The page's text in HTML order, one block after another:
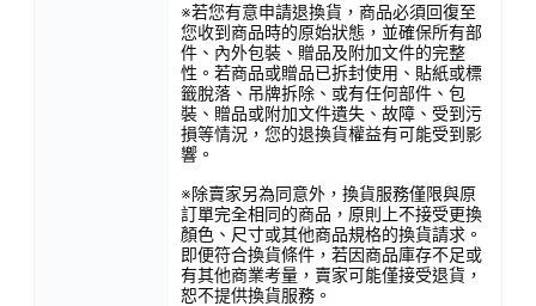
※若您有意申請退換貨，商品必須回復至
您收到商品時的原始狀態，並確保所有部
件、內外包裝、贈品及附加文件的完整
性。若商品或贈品已拆封使用、貼紙或標
籤脫落、吊牌拆除、或有任何部件、包
裝、贈品或附加文件遺失、故障、受到污
損等情況，您的退換貨權益有可能受到影
響。
※除賣家另為同意外，換貨服務僅限與原
訂單完全相同的商品，原則上不接受更換
顏色、尺寸或其他商品規格的換貨請求。
即便符合換貨條件，若因商品庫存不足或
有其他商業考量，賣家可能僅接受退貨，
恕不提供換貨服務。